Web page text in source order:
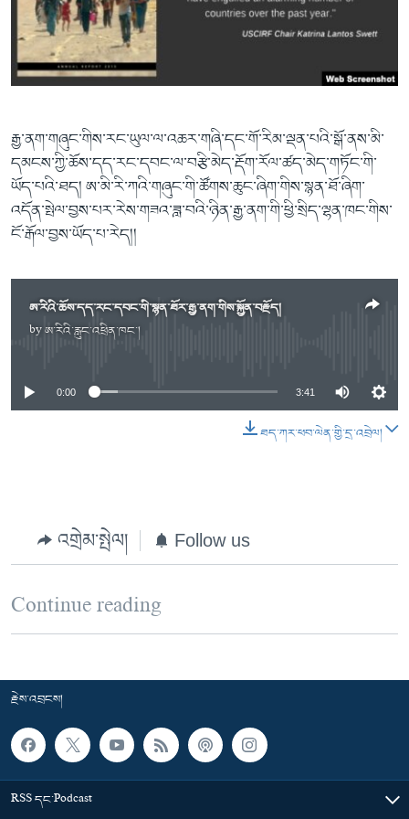
འཚོལ་
ཞིབ་
བསྐྱོད།
དྲ་བརྙན་གསར་འགྱུར།
ཁ་བའི་མི་སྣ།
བུད་མེད་ལེ་ཚན།
ཆབ་སྲིད་བཙོན་པ་ངོ་སྤྲོད།
བགྲོ་གླེང་མདུན་ལྕོག
བསྐྱར་ཞིབ།
པོ་ཊི་ཁ་སི།
ཕ་ཡུལ་གླེང་སྟེགས།
ཆོས་རིག་ལེ་ཚན།
གཞོན་སྐྱེས་དང་ཤེས་ཡོན།
Learning English
རྗེས་འབྲངས།
སྐད་ཡིག
རྒྱ་ནག་གཞུང་གིས་རང་ཡུལ་ལ་འཆར་གཞི་དང་གོ་རིམ་ལྡན་པའི་སྒོ་ནས་མི་
དམངས་ཀྱི་ཆོས་དད་རང་དབང་ལ་བརྩི་མེད་རྡོག་རོལ་ཚད་མེད་གཏོང་གི་
ཡོད་པའི་ཐད། ཨ་མི་རི་ཀའི་གཞུང་གི་ཚོགས་ཆུང་ཞིག་གིས་སྙན་ཐོ་ཞིག་
འདོན་སྤེལ་བྱས་པར་རེས་གཟའ་ཟླ་བའི་ཉིན་རྒྱ་ནག་གི་ཕྱི་སྲིད་ལྷན་ཁང་གིས་
ངོ་རྒོལ་བྱས་ཡོད་པ་རེད།།
ཨ་རིའི་ཆོས་དད་རང་དབང་གི་སྙན་ཐོར་རྒྱ་ནག་གིས་སྐྱོན་བརྗོད།
byཨ་རིའི་རླུང་འཕྲིན་ཁང་།No media source currently available
0:00 3:41
ཐད་ཀར་ཕབ་ལེན་གྱི་དྲ་འབྲེལ།
འགྲེམ་སྤེལ། Follow us
Continue reading
རྗེས་འབྲངས།
RSS དང་Podcast